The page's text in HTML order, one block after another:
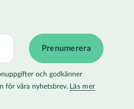
och godkänner
för våra nyhetsbrev. Läs mer